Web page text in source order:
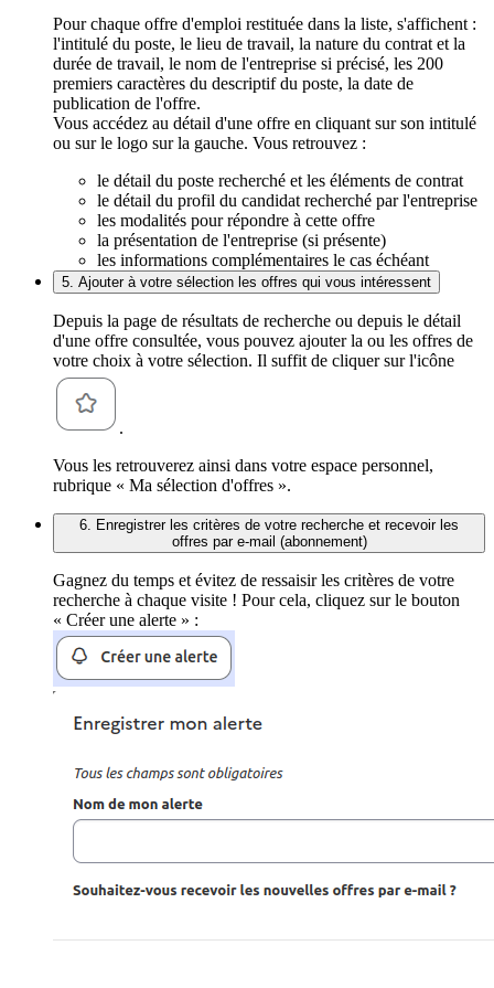
Pour chaque offre d'emploi restituée dans la liste, s'affichent :
l'intitulé du poste, le lieu de travail, la nature du contrat et la
durée de travail, le nom de l'entreprise si précisé, les 200
premiers caractères du descriptif du poste, la date de
publication de l'offre.
Vous accédez au détail d'une offre en cliquant sur son intitulé
ou sur le logo sur la gauche. Vous retrouvez :
le détail du poste recherché et les éléments de contrat
le détail du profil du candidat recherché par l'entreprise
les modalités pour répondre à cette offre
la présentation de l'entreprise (si présente)
les informations complémentaires le cas échéant
5. Ajouter à votre sélection les offres qui vous intéressent
Depuis la page de résultats de recherche ou depuis le détail
d'une offre consultée, vous pouvez ajouter la ou les offres de
votre choix à votre sélection. Il suffit de cliquer sur l'icône
.
Vous les retrouverez ainsi dans votre espace personnel,
rubrique « Ma sélection d'offres ».
6. Enregistrer les critères de votre recherche et recevoir les
offres par e-mail (abonnement)
Gagnez du temps et évitez de ressaisir les critères de votre
recherche à chaque visite ! Pour cela, cliquez sur le bouton
« Créer une alerte » :